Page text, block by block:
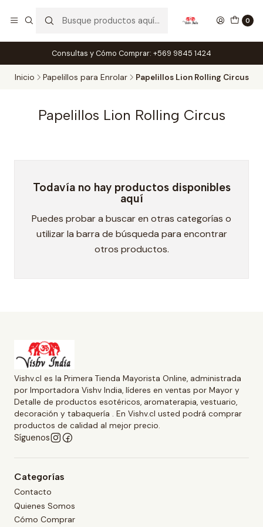
0
Consultas y Cómo Comprar: +569 9845 1424
Inicio Papelillos para Enrolar Papelillos Lion Rolling Circus
Papelillos Lion Rolling Circus
Todavía no hay productos disponibles
aquí
Puedes probar a buscar en otras categorías o
utilizar la barra de búsqueda para encontrar
otros productos.
Vishv.cl es la Primera Tienda Mayorista Online, administrada
por Importadora Vishv India, líderes en ventas por Mayor y
Detalle de productos esotéricos, aromaterapia, vestuario,
decoración y tabaquería . En Vishv.cl usted podrá comprar
productos de calidad al mejor precio.
Síguenos
Categorías
Contacto
Quienes Somos
Cómo Comprar